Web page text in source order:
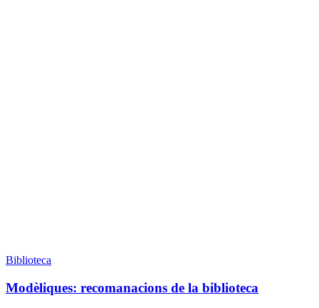
Biblioteca
Modèliques: recomanacions de la biblioteca